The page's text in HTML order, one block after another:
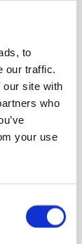
to
our traffic.
our site with
who
your use